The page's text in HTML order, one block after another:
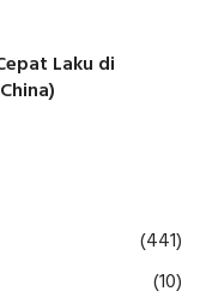
Laku di
(441)
(10)